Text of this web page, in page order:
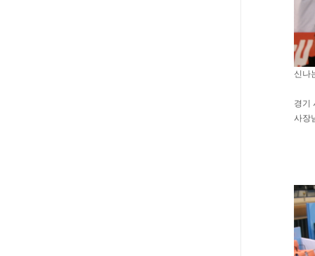
신나
경기
사장